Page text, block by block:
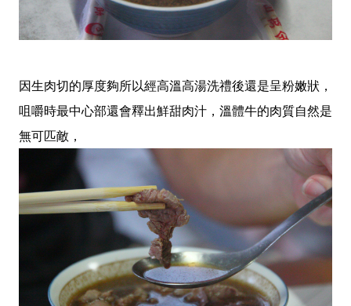
因生肉切的厚度夠所以經高溫高湯洗禮後還是呈粉嫩狀，
咀嚼時最中心部還會釋出鮮甜肉汁，溫體牛的肉質自然是
無可匹敵，